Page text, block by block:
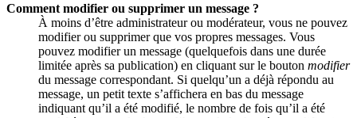
Comment modifier ou supprimer un message ?
À moins d’être administrateur ou modérateur, vous ne pouvez
modifier ou supprimer que vos propres messages. Vous
pouvez modifier un message (quelquefois dans une durée
limitée après sa publication) en cliquant sur le bouton modifier
du message correspondant. Si quelqu’un a déjà répondu au
message, un petit texte s’affichera en bas du message
indiquant qu’il a été modifié, le nombre de fois qu’il a été